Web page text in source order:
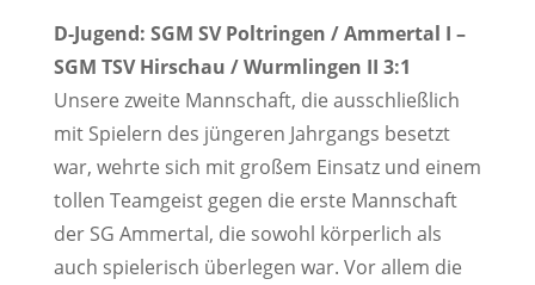
D-Jugend: SGM SV Poltringen / Ammertal I –
SGM TSV Hirschau / Wurmlingen II 3:1
Unsere zweite Mannschaft, die ausschließlich
mit Spielern des jüngeren Jahrgangs besetzt
war, wehrte sich mit großem Einsatz und einem
tollen Teamgeist gegen die erste Mannschaft
der SG Ammertal, die sowohl körperlich als
auch spielerisch überlegen war. Vor allem die